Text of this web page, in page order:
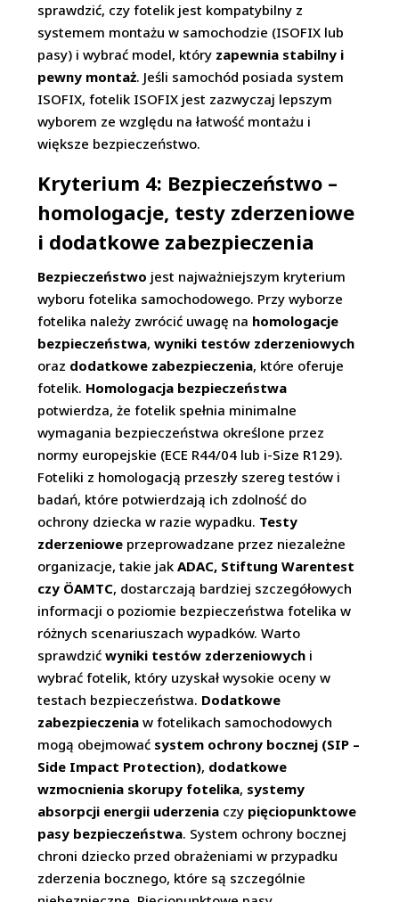
sprawdzić, czy fotelik jest kompatybilny z
systemem montażu w samochodzie (ISOFIX lub
pasy) i wybrać model, który zapewnia stabilny i
pewny montaż. Jeśli samochód posiada system
ISOFIX, fotelik ISOFIX jest zazwyczaj lepszym
wyborem ze względu na łatwość montażu i
większe bezpieczeństwo.
Kryterium 4: Bezpieczeństwo –
homologacje, testy zderzeniowe
i dodatkowe zabezpieczenia
Bezpieczeństwo jest najważniejszym kryterium
wyboru fotelika samochodowego. Przy wyborze
fotelika należy zwrócić uwagę na homologacje
bezpieczeństwa,wyniki testów zderzeniowych
oraz dodatkowe zabezpieczenia, które oferuje
fotelik. Homologacja bezpieczeństwa
potwierdza, że fotelik spełnia minimalne
wymagania bezpieczeństwa określone przez
normy europejskie (ECE R44/04 lub i-Size R129).
Foteliki z homologacją przeszły szereg testów i
badań, które potwierdzają ich zdolność do
ochrony dziecka w razie wypadku. Testy
zderzeniowe przeprowadzane przez niezależne
organizacje, takie jakADAC, Stiftung Warentest
czy ÖAMTC, dostarczają bardziej szczegółowych
informacji o poziomie bezpieczeństwa fotelika w
różnych scenariuszach wypadków. Warto
sprawdzićwyniki testów zderzeniowych i
wybrać fotelik, który uzyskał wysokie oceny w
testach bezpieczeństwa. Dodatkowe
zabezpieczenia w fotelikach samochodowych
mogą obejmować system ochrony bocznej (SIP –
Side Impact Protection), dodatkowe
wzmocnienia skorupy fotelika, systemy
absorpcji energii uderzenia czy pięciopunktowe
pasy bezpieczeństwa. System ochrony bocznej
chroni dziecko przed obrażeniami w przypadku
zderzenia bocznego, które są szczególnie